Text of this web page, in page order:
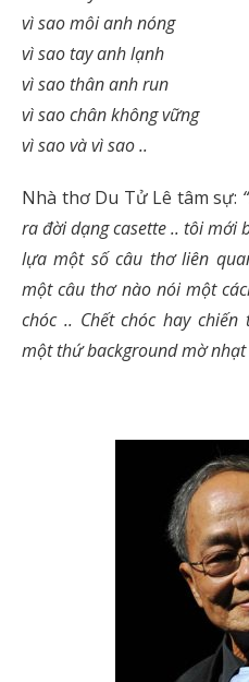
vì sao môi anh nóng
vì sao tay anh lạnh
vì sao thân anh run
vì sao chân không vững
vì sao và vì sao ..
Nhà thơ Du Tử Lê tâm sự:
ra đời dạng casette .. tôi mới
lựa một số câu thơ liên
một câu thơ nào nói một
chóc .. Chết chóc hay
một thứ background mờ nhạt